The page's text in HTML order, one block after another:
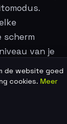
scherm
van je
een goede
die je
open boek,
erachter of
de website goed
cookies. Meer